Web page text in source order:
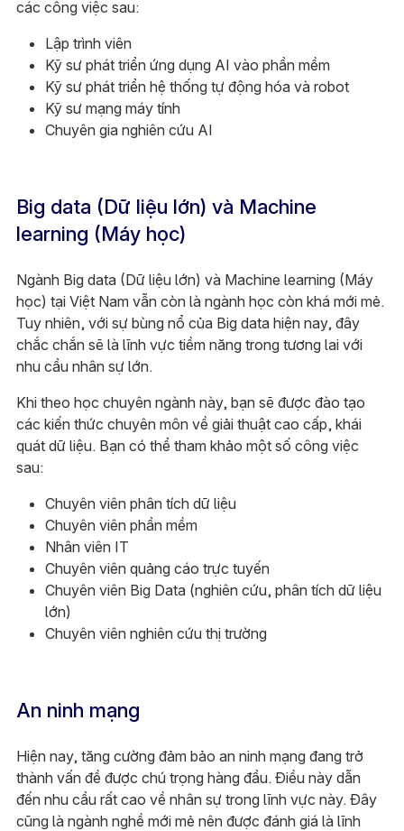
các công việc sau:
Lập trình viên
Kỹ sư phát triển ứng dụng AI vào phần mềm
Kỹ sư phát triển hệ thống tự động hóa và robot
Kỹ sư mạng máy tính
Chuyên gia nghiên cứu AI
Big data (Dữ liệu lớn) và Machine
learning (Máy học)
Ngành Big data (Dữ liệu lớn) và Machine learning (Máy
học) tại Việt Nam vẫn còn là ngành học còn khá mới mẻ.
Tuy nhiên, với sự bùng nổ của Big data hiện nay, đây
chắc chắn sẽ là lĩnh vực tiềm năng trong tương lai với
nhu cầu nhân sự lớn.
Khi theo học chuyên ngành này, bạn sẽ được đào tạo
các kiến thức chuyên môn về giải thuật cao cấp, khái
quát dữ liệu. Bạn có thể tham khảo một số công việc
sau:
Chuyên viên phân tích dữ liệu
Chuyên viên phần mềm
Nhân viên IT
Chuyên viên quảng cáo trực tuyến
Chuyên viên Big Data (nghiên cứu, phân tích dữ liệu
lớn)
Chuyên viên nghiên cứu thị trường
An ninh mạng
Hiện nay, tăng cường đảm bảo an ninh mạng đang trở
thành vấn đề được chú trọng hàng đầu. Điều này dẫn
đến nhu cầu rất cao về nhân sự trong lĩnh vực này. Đây
cũng là ngành nghề mới mẻ nên được đánh giá là lĩnh